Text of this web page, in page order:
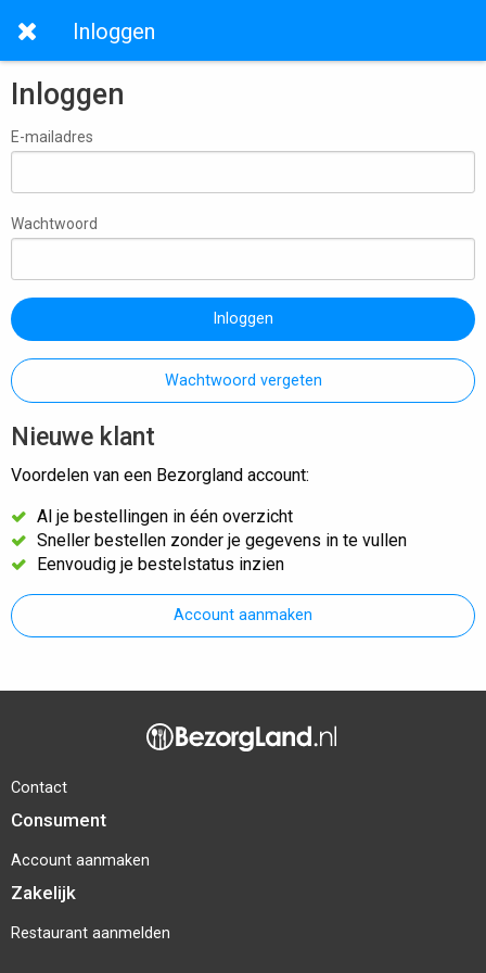
Inloggen
Inloggen
E-mailadres
Wachtwoord
Inloggen
Wachtwoord vergeten
Nieuwe klant
Voordelen van een Bezorgland account:
Al je bestellingen in één overzicht
Sneller bestellen zonder je gegevens in te vullen
Eenvoudig je bestelstatus inzien
Account aanmaken
Contact
Consument
Account aanmaken
Zakelijk
Restaurant aanmelden